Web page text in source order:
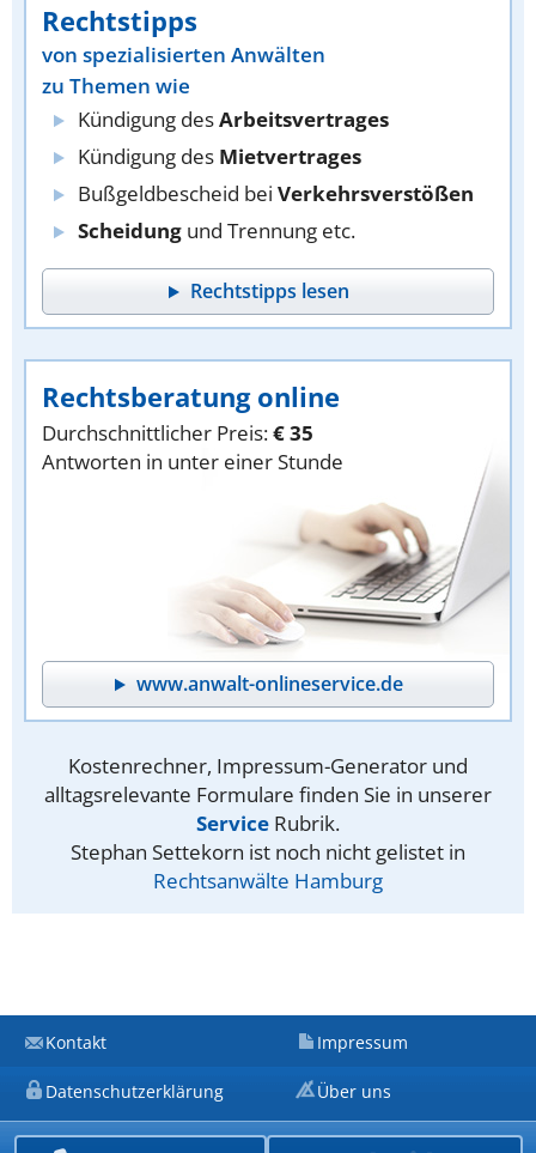
Rechtstipps
von spezialisierten Anwälten
zu Themen wie
Kündigung desArbeitsvertrages
Kündigung des Mietvertrages
Bußgeldbescheid bei Verkehrsverstößen
Scheidung und Trennung etc.
Rechtstipps lesen
Rechtsberatung online
Durchschnittlicher Preis:€ 35
Antworten in unter einer Stunde
www.anwalt-onlineservice.de
Kostenrechner, Impressum-Generator und
alltagsrelevante Formulare finden Sie in unserer
Service Rubrik.
Stephan Settekorn ist noch nicht gelistet in
Rechtsanwälte Hamburg
Kontakt Impressum
Datenschutzerklärung Über uns